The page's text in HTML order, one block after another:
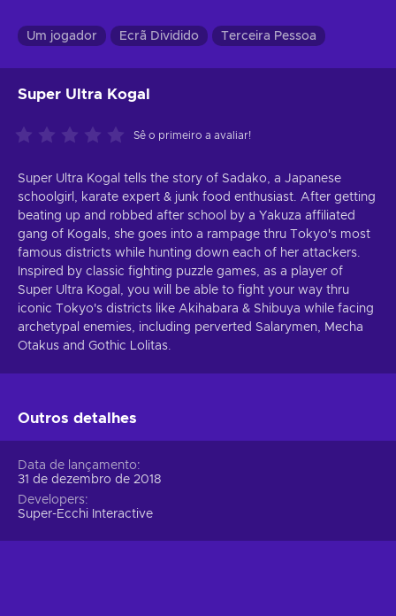
Um jogador Ecrã Dividido Terceira Pessoa
Super Ultra Kogal
Sê o primeiro a avaliar!
Super Ultra Kogal tells the story of Sadako, a Japanese
schoolgirl, karate expert & junk food enthusiast. After getting
beating up and robbed after school by a Yakuza affiliated
gang of Kogals, she goes into a rampage thru Tokyo's most
famous districts while hunting down each of her attackers.
Inspired by classic fighting puzzle games, as a player of
Super Ultra Kogal, you will be able to fight your way thru
iconic Tokyo's districts like Akihabara & Shibuya while facing
archetypal enemies, including perverted Salarymen, Mecha
Otakus and Gothic Lolitas.
Outros detalhes
Data de lançamento
31 de dezembro de 2018
Developers
Super-Ecchi Interactive